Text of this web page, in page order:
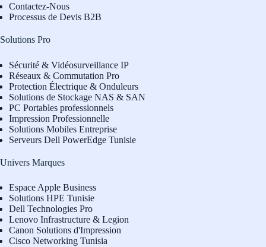
Contactez-Nous
Processus de Devis B2B
Solutions Pro
Sécurité & Vidéosurveillance IP
Réseaux & Commutation Pro
Protection Électrique & Onduleurs
Solutions de Stockage NAS & SAN
PC Portables professionnels
Impression Professionnelle
Solutions Mobiles Entreprise
Serveurs Dell PowerEdge Tunisie
Univers Marques
Espace Apple Business
Solutions HPE Tunisie
Dell Technologies Pro
Lenovo Infrastructure & Legion
Canon Solutions d'Impression
Cisco Networking Tunisia